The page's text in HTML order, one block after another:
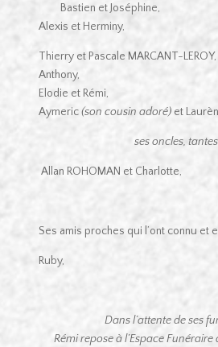
Bastien et Joséphine,
Alexis et Herminy,
Thierry et Pascale MARCANT-LEROY,
Anthony,
Elodie et Rémi,
Aymeric(son cousin adoré) et
ses oncles,
Allan ROHOMAN et Charlotte,
Ses amis proches qui l’ont connu et
Ruby,
Dans l’attente de ses
Rémi repose à l’Espace Funéraire